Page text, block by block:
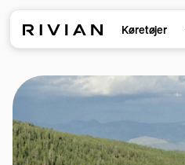
Køretøjer